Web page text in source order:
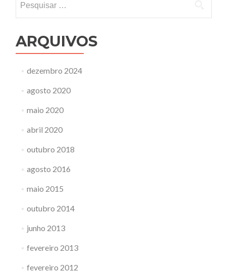
por:
ARQUIVOS
dezembro 2024
agosto 2020
maio 2020
abril 2020
outubro 2018
agosto 2016
maio 2015
outubro 2014
junho 2013
fevereiro 2013
fevereiro 2012